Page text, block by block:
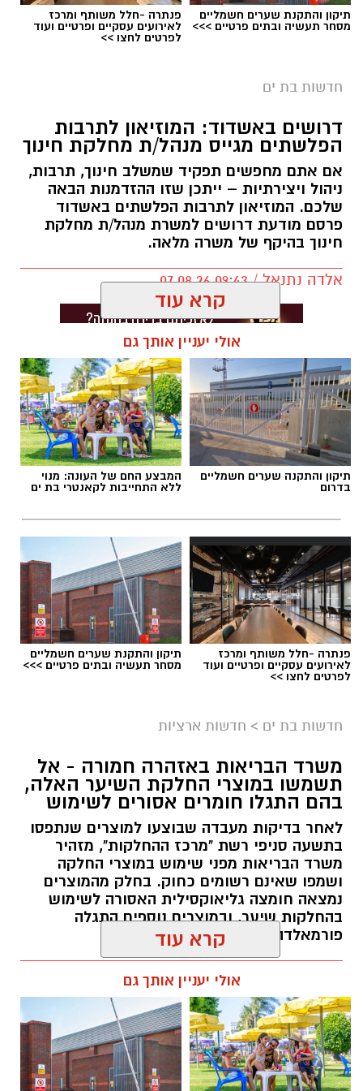
תיקון והתקנת שערים חשמליים
מסחר תעשיה ובתים פרטיים >>>
פנתרה -חלל משותף ומרכז
לאירועים עסקיים ופרטיים ועוד
לפרטים לחצו >>
חדשות בת ים
דרושים באשדוד: המוזיאון לתרבות
הפלשתים מגייס מנהל/ת מחלקת חינוך
אם אתם מחפשים תפקיד שמשלב חינוך, תרבות,
ניהול ויצירתיות – ייתכן שזו ההזדמנות הבאה
שלכם. המוזיאון לתרבות הפלשתים באשדוד
פרסם מודעת דרושים למשרת מנהל/ת מחלקת
חינוך בהיקף של משרה מלאה.
אלדה נתנאל / 09:43 07.08.26
תגים:דרושים באשדוד
במסגרת התפקיד יידרש המועמד להוביל את תחום
מקצועי, לפתח תוכניות חינוכיות, ליצור אירועי תוכן
ופרויקטים ייחודיים ולעבוד מול קהלים מגוונים, תוך
חיבור בין עולם התרבות, החינוך והקהילה.
בין דרישות התפקיד:
תואר אקדמי המוכר על ידי המועצה להשכלה
גבוהה.
ניסיון בפיתוח הדרכה ועמידה מול קהל.
ניסיון ויכולת בניהול והובלת צוות.
יכולת לפיתוח והפקת פרויקטים מיוחדים
ואירועי תוכן.
חשיבה עצמאית ורב־תחומית.
יחסי אנוש מצוינים, יוזמה ויצירתיות.
קרא עוד
אולי יעניין אותך גם
תיקון והתקנה שערים חשמליים
בדרום
המבצע החם של העונה: מנוי
ללא התחייבות לקאנטרי בת ים
פנתרה -חלל משותף ומרכז
לאירועים עסקיים ופרטיים ועוד
לפרטים לחצו >>
תיקון והתקנת שערים חשמליים
מסחר תעשיה ובתים פרטיים >>>
חדשות בת ים > חדשות ארציות
משרד הבריאות באזהרה חמורה - אל
תשמשו במוצרי החלקת השיער האלה,
בהם התגלו חומרים אסורים לשימוש
לאחר בדיקות מעבדה שבוצעו למוצרים שנתפסו
בתשעה סניפי רשת "מרכז ההחלקות", מזהיר
משרד הבריאות מפני שימוש במוצרי החלקה
ושמפו שאינם רשומים כחוק. בחלק מהמוצרים
נמצאה חומצה גליאוקסילית האסורה לשימוש
בהחלקות שיער, ובמוצרים נוספים התגלה
פורמאלדהיד - חומר המוגדר כמסרטן
קרא עוד
אולי יעניין אותך גם